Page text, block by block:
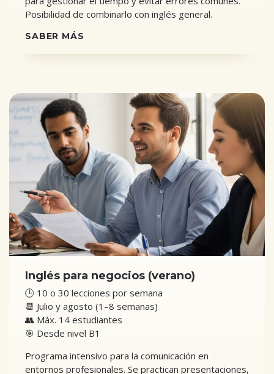
Posibilidad de combinarlo con inglés general.
SABER MÁS
Inglés para negocios (verano)
🕒 10 o 30 lecciones por semana
📆 Julio y agosto (1–8 semanas)
👥 Máx. 14 estudiantes
🎯 Desde nivel B1
Programa intensivo para la comunicación en
entornos profesionales. Se practican presentaciones,